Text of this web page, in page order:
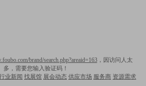
brand/search.php?areaid=163，因访问人太
多，需要您输入验证码！
业新闻 找展馆 展会动态 供应市场 服务商 资源需求